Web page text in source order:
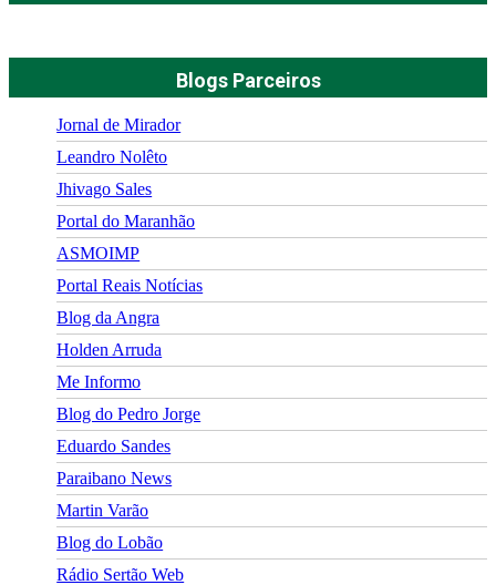
Blogs Parceiros
Jornal de Mirador
Leandro Nolêto
Jhivago Sales
Portal do Maranhão
ASMOIMP
Portal Reais Notí­cias
Blog da Angra
Holden Arruda
Me Informo
Blog do Pedro Jorge
Eduardo Sandes
Paraibano News
Martin Varão
Blog do Lobão
Rádio Sertão Web